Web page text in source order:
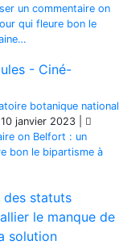
un commentaire on
qui fleure bon le
- Ciné-
botanique national
10 janvier 2023
on Belfort : un
bon le bipartisme à
des statuts
le manque de
solution